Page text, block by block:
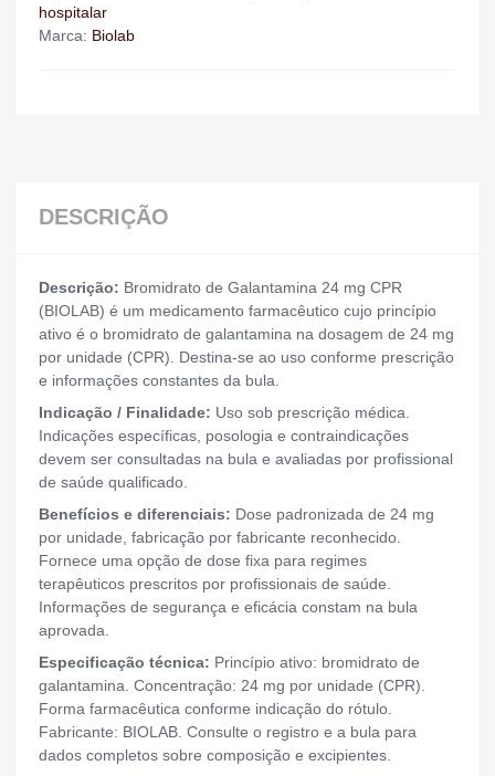
hospitalar
Marca: Biolab
DESCRIÇÃO
Descrição: Bromidrato de Galantamina 24 mg CPR
(BIOLAB) é um medicamento farmacêutico cujo princípio
ativo é o bromidrato de galantamina na dosagem de 24 mg
por unidade (CPR). Destina-se ao uso conforme prescrição
e informações constantes da bula.
Indicação / Finalidade: Uso sob prescrição médica.
Indicações específicas, posologia e contraindicações
devem ser consultadas na bula e avaliadas por profissional
de saúde qualificado.
Benefícios e diferenciais: Dose padronizada de 24 mg
por unidade, fabricação por fabricante reconhecido.
Fornece uma opção de dose fixa para regimes
terapêuticos prescritos por profissionais de saúde.
Informações de segurança e eficácia constam na bula
aprovada.
Especificação técnica: Princípio ativo: bromidrato de
galantamina. Concentração: 24 mg por unidade (CPR).
Forma farmacêutica conforme indicação do rótulo.
Fabricante: BIOLAB. Consulte o registro e a bula para
dados completos sobre composição e excipientes.